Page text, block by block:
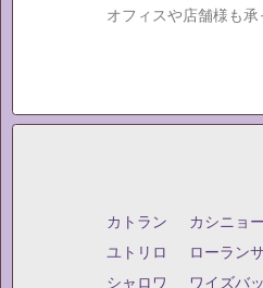
オフィスや店舗様も
カトラン カシニョ
ユトリロ
ローラン
シャロワ
ワイズバ